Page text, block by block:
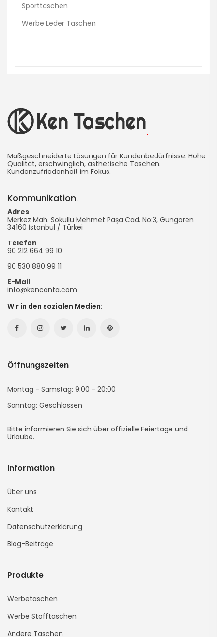
Sporttaschen
Werbe Leder Taschen
Taschenherstellung
-
Werbetasche
Maßgeschneiderte Lösungen für Kundenbedürfnisse. Hohe
Qualität, erschwinglich, ästhetische Taschen.
Kundenzufriedenheit im Fokus.
Kommunikation:
Adres
Merkez Mah. Sokullu Mehmet Paşa Cad. No:3, Güngören
34160 İstanbul / Türkei
Telefon
90 212 664 99 10
90 530 880 99 11
E-Mail
info@kencanta.com
Wir in den sozialen Medien:
Facebook
(yeni
Sayfada
Açılır)
Instagram
(yeni
Sayfada
Açılır)
Twitter
(yeni
Sayfada
Açılır)
Linkedin
Sayfada
Pinterest
Sayfada
Öffnungszeiten
Montag - Samstag: 9:00 - 20:00
Sonntag: Geschlossen
Bitte informieren Sie sich über offizielle Feiertage und
Urlaube.
Information
Über uns
Kontakt
Datenschutzerklärung
Blog-Beiträge
Produkte
Werbetaschen
Werbe Stofftaschen
Andere Taschen